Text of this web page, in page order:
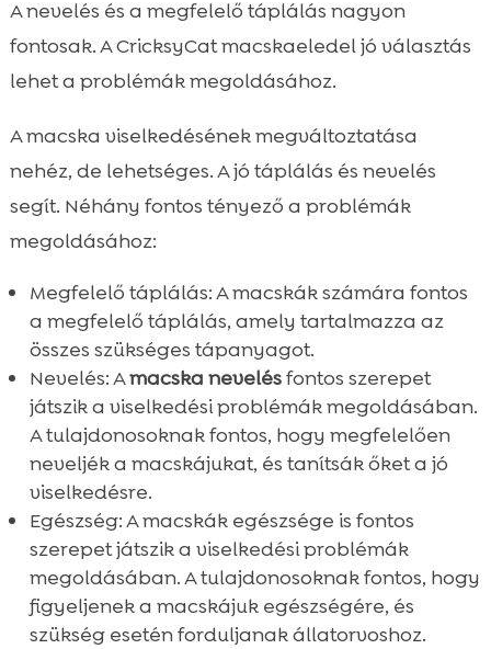
A nevelés és a megfelelő táplálás nagyon
fontosak. A CricksyCat macskaeledel jó választás
lehet a problémák megoldásához.
A macska viselkedésének megváltoztatása
nehéz, de lehetséges. A jó táplálás és nevelés
segít. Néhány fontos tényező a problémák
megoldásához:
Megfelelő táplálás: A macskák számára fontos
a megfelelő táplálás, amely tartalmazza az
összes szükséges tápanyagot.
Nevelés: Amacska nevelésfontos szerepet
játszik a viselkedési problémák megoldásában.
A tulajdonosoknak fontos, hogy megfelelően
neveljék a macskájukat, és tanítsák őket a jó
viselkedésre.
Egészség: A macskák egészsége is fontos
szerepet játszik a viselkedési problémák
megoldásában. A tulajdonosoknak fontos, hogy
figyeljenek a macskájuk egészségére, és
szükség esetén forduljanak állatorvoshoz.